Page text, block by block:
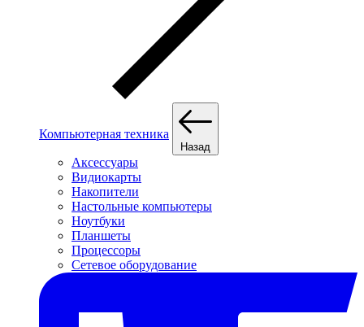
Компьютерная техника
Назад
Аксессуары
Видиокарты
Накопители
Настольные компьютеры
Ноутбуки
Планшеты
Процессоры
Сетевое оборудование